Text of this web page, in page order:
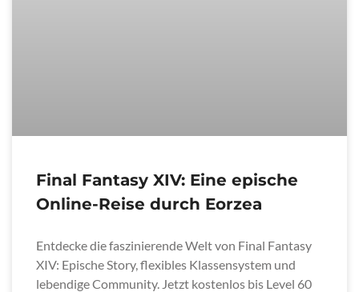
Final Fantasy XIV: Eine epische
Online-Reise durch Eorzea
Entdecke die faszinierende Welt von Final Fantasy
XIV: Epische Story, flexibles Klassensystem und
lebendige Community. Jetzt kostenlos bis Level 60